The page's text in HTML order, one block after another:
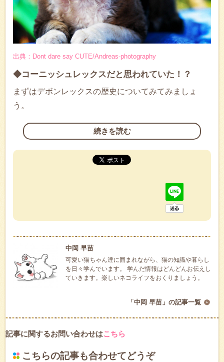
出典：Dont dare say CUTE/Andreas-photography
◆コーニッシュレックスだと思われていた！？
まずはデボンレックスの歴史についてみてみましょ
う。
続きを読む
中岡 早苗
可愛い猫ちゃん達に囲まれながら、猫の知識や暮らし
を日々学んでいます。 学んだ情報はどんどんお伝えし
ていきます。楽しいネコライフをおくりましょう。
「中岡 早苗」の記事一覧
記事に関するお問い合わせはこちら
こちらの記事も合わせてどうぞ